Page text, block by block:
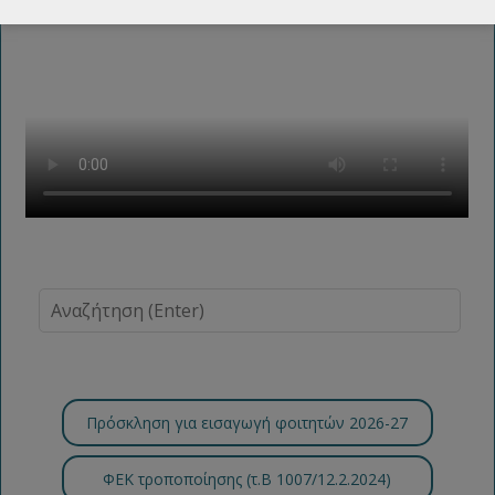
Πρόσκληση για εισαγωγή φοιτητών 2026-27
ΦΕΚ τροποποίησης (τ.B 1007/12.2.2024)